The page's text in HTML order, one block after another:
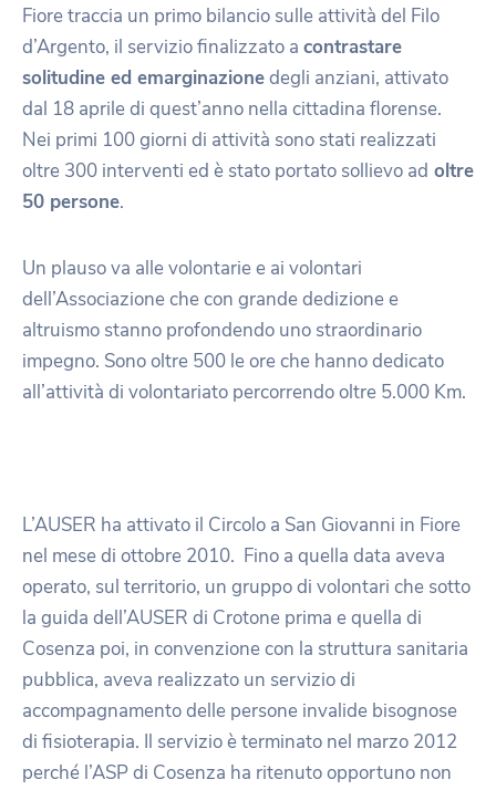
Fiore traccia un primo bilancio sulle attività del Filo
d’Argento, il servizio finalizzato a contrastare
solitudine ed emarginazionedegli anziani, attivato
dal 18 aprile di quest’anno nella cittadina florense.
Nei primi 100 giorni di attività sono stati realizzati
oltre 300 interventi ed è stato portato sollievo ad oltre
50 persone.
Un plauso va alle volontarie e ai volontari
dell’Associazione che con grande dedizione e
altruismo stanno profondendo uno straordinario
impegno. Sono oltre 500 le ore che hanno dedicato
all’attività di volontariato percorrendo oltre 5.000 Km.
L’AUSER ha attivato il Circolo a San Giovanni in Fiore
nel mese di ottobre 2010. Fino a quella data aveva
operato, sul territorio, un gruppo di volontari che sotto
la guida dell’AUSER di Crotone prima e quella di
Cosenza poi, in convenzione con la struttura sanitaria
pubblica, aveva realizzato un servizio di
accompagnamento delle persone invalide bisognose
di fisioterapia. Il servizio è terminato nel marzo 2012
perché l’ASP di Cosenza ha ritenuto opportuno non